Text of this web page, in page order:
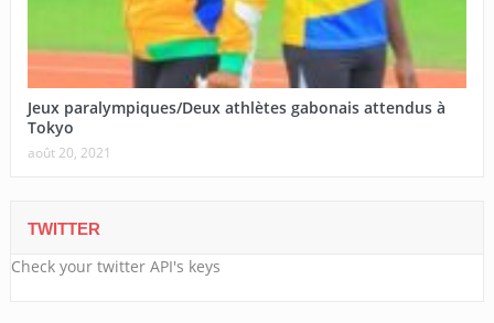
Jeux paralympiques/Deux athlètes gabonais attendus à
Tokyo
août 20, 2021
TWITTER
Check your twitter API's keys